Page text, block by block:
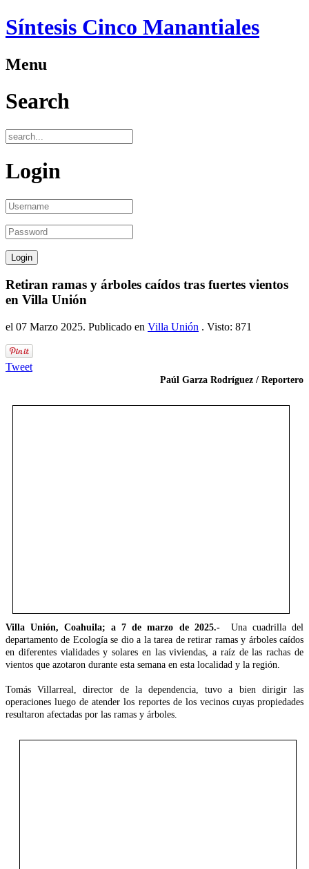
Síntesis Cinco Manantiales
Menu
Search
Login
Retiran ramas y árboles caídos tras fuertes vientos
en Villa Unión
el 07 Marzo 2025. Publicado en Villa Unión . Visto: 871
Tweet
Paúl Garza Rodríguez / Reportero
Villa Unión, Coahuila; a 7 de marzo de 2025.-
Una cuadrilla del
departamento de Ecología se dio a la tarea de retirar ramas y árboles caídos
en diferentes vialidades y solares en las viviendas, a raíz de las rachas de
vientos que azotaron durante esta semana en esta localidad y la región.
Tomás Villarreal, director de la dependencia, tuvo a bien dirigir las
operaciones luego de atender los reportes de los vecinos cuyas propiedades
resultaron afectadas por las ramas y árboles.